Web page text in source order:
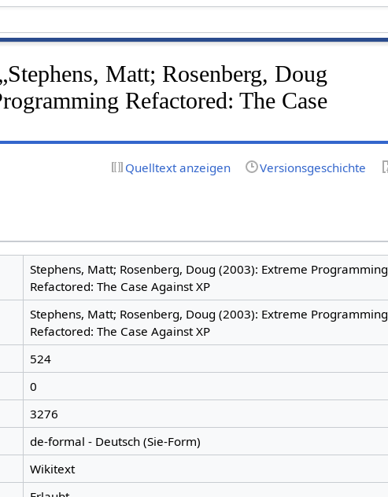
Matt; Rosenberg, Doug
Refactored: The Case
Quelltext anzeigen Versionsgeschichte
Stephens, Matt; Rosenberg, Doug (2003): Extreme Programming
Refactored: The Case Against XP
Stephens, Matt; Rosenberg, Doug (2003): Extreme Programming
Refactored: The Case Against XP
524
0
3276
de-formal - Deutsch (Sie-Form)
Wikitext